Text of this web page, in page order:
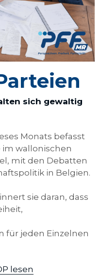
sich gewaltig
Monats befasst
wallonischen
mit den Debatten
in Belgien.
sie daran, dass
für jeden Einzelnen
lesen